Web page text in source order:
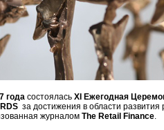
года состоялась ХI Ежегодная
за достижения в области развития
журналом The Retail Finance.